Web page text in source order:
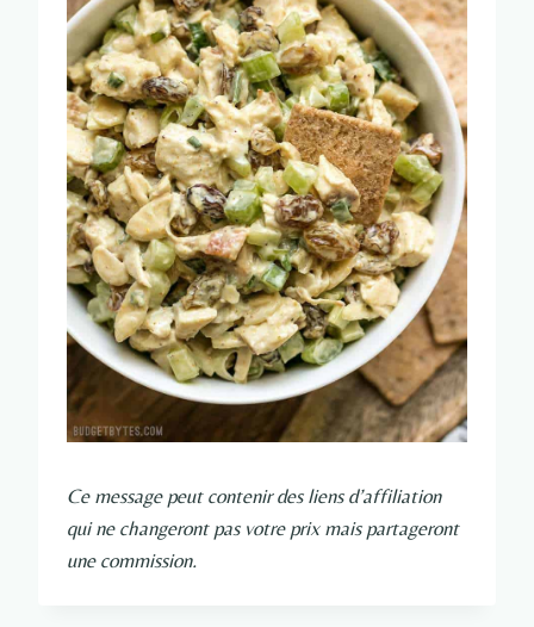
Ce message peut contenir des liens d’affiliation
qui ne changeront pas votre prix mais partageront
une commission.